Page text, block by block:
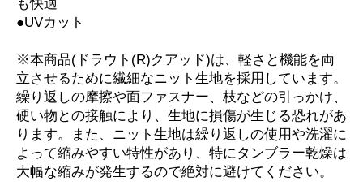
も快適
●UVカット
※本商品(ドラウト(R)クアッド)は、軽さと機能を両
立させるために繊細なニット生地を採用しています。
繰り返しの摩擦や面ファスナー、枝などの引っかけ、
硬い物との接触により、生地に損傷が生じる恐れがあ
ります。また、ニット生地は繰り返しの使用や洗濯に
よって縮みやすい特性があり、特にタンブラー乾燥は
大幅な縮みが発生するので絶対に避けてください。